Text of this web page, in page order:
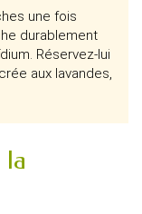
une fois
durablement
Réservez-lui
aux lavandes,
la